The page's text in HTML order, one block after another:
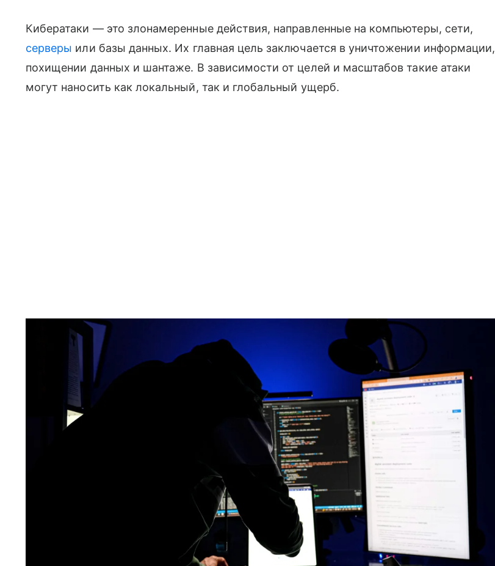
Кибератаки — это злонамеренные действия, направленные на компьютеры, сети,
серверы или базы данных. Их главная цель заключается в уничтожении информации,
похищении данных и шантаже. В зависимости от целей и масштабов такие атаки
могут наносить как локальный, так и глобальный ущерб.